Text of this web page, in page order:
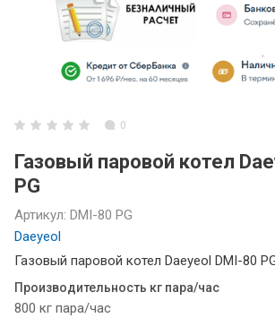
0
Газовый паровой котел
PG
Артикул: DMI-80 PG
Daeyeol
Газовый паровой котел Daeyeol DMI-80
Производительность кг пара/час
800 кг пара/час